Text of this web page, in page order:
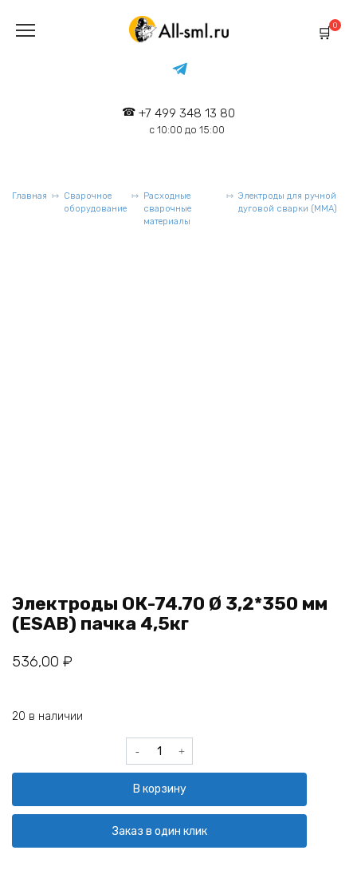
содержанию
+7 499 348 13 80
с 10:00 до 15:00
0
Главная
Сварочное
оборудование
Расходные
сварочные
материалы
Электроды для ручной
дуговой сварки (MMA)
Электроды ОК-74.70 Ø 3,2*350 мм
(ESAB) пачка 4,5кг
536,00 ₽
20 в наличии
Количество
товара
ОК-74.70
Ø
3,2*350
мм
В корзину
Заказ в один клик